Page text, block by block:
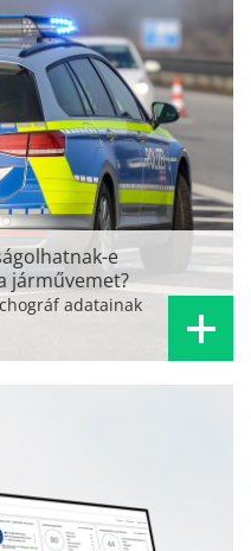
e
járművemet?
adatainak